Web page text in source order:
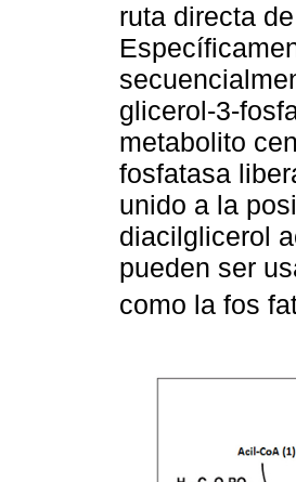
ruta directa
glicerol-3-
metabolito
fosfatasa
unido a la
diacilglicerol
pueden ser
como la fos